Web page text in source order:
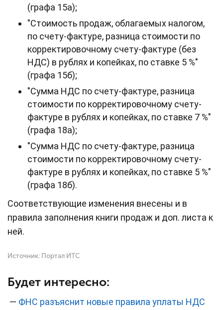
(графа 15а);
"Стоимость продаж, облагаемых налогом,
‎по счету-фактуре, разница стоимости по
корректировочному счету-фактуре (без
НДС) в рублях и копейках, по ставке 5 %"
(графа 15б);
"Сумма НДС по счету-фактуре, разница
стоимости ‎по корректировочному счету-
фактуре в рублях и копейках, по ставке 7 %"
(графа 18а);
"Сумма НДС по счету-фактуре, разница
стоимости ‎по корректировочному счету-
фактуре в рублях и копейках, по ставке 5 %"
(графа 18б).
Соответствующие изменения внесены и в
правила заполнения книги продаж и доп. листа к
ней.
Источник: Портал ИТС
Будет интересно:
— ФНС разъяснит новые правила уплаты НДС